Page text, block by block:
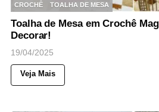
CROCHÊ
TOALHA DE MESA
Toalha de Mesa em Crochê
Decorar!
19/04/2025
Veja Mais